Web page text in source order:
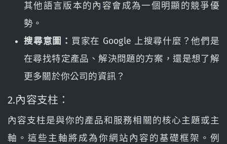
其他語言版本的內容會成為一個明顯的競爭優
勢。
搜尋意圖： 買家在 Google 上搜尋什麼？他們是
在尋找特定產品、解決問題的方案，還是想了解
更多關於你公司的資訊？
2.內容支柱：
內容支柱是與你的產品和服務相關的核心主題或主
軸。這些主軸將成為你網站內容的基礎框架。例